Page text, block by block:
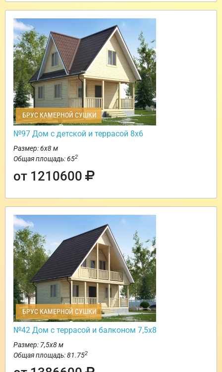
БРУС КАМЕРНОЙ СУШКИ
№97 Дом с детской и террасой 8х6
Размер: 6х8 м
Общая площадь: 652
от 1210600
БРУС КАМЕРНОЙ СУШКИ
№42 Дом с террасой и балконом 7,5х8
Размер: 7,5х8 м
Общая площадь: 81.752